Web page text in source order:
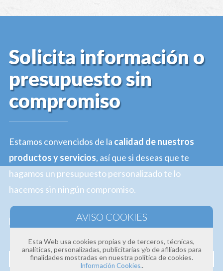
Solicita información o
presupuesto sin
compromiso
Estamos convencidos de la calidad de nuestros
productos y servicios, así que si deseas que te
hagamos un presupuesto personalizado te lo
hacemos sin ningún compromiso.
Profesionalidad · Experiencia · Efectividad
NombreEsta Web usa cookies propias y de terceros, técnicas,
analíticas, personalizadas, publicitarias y/o de afiliados para
finalidades mostradas en nuestra política de cookies.
Información Cookies..